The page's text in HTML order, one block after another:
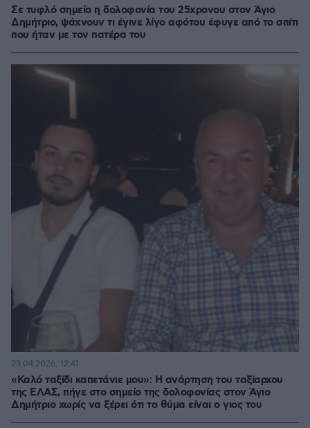
Σε τυφλό σημείο η δολοφονία του 25χρονου στον Άγιο
Δημήτριο, ψάχνουν τι έγινε λίγο αφότου έφυγε από το σπίτι
που ήταν με τον πατέρα του
«Καλό ταξίδι καπετάνιε μου»: Η ανάρτηση του ταξίαρχου
της ΕΛΑΣ, πήγε στο σημείο της δολοφονίας στον Άγιο
Δημήτριο χωρίς να ξέρει ότι το θύμα είναι ο γιος του
23.04.2026, 12:41